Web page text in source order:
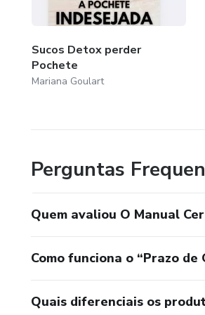
Sucos Detox perder
Pochete
Mariana Goulart
Perguntas
Quem avaliou O Manual
Como funciona o “Prazo de
Quais diferenciais os